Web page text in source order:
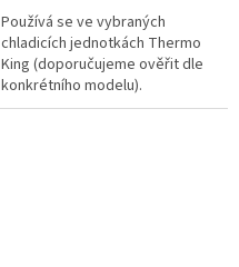
Používá se ve vybraných
chladicích jednotkách Thermo
King (doporučujeme ověřit dle
konkrétního modelu).